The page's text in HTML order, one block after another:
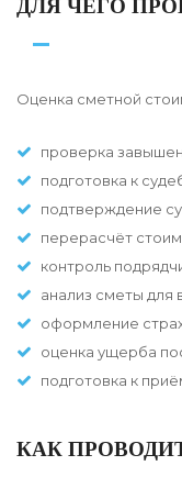
ДЛЯ ЧЕГО
Оценка сметной
проверка
подготовка к
подтверждение
перерасчёт
контроль
анализ сметы для
оформление
оценка ущерба
подготовка к
КАК